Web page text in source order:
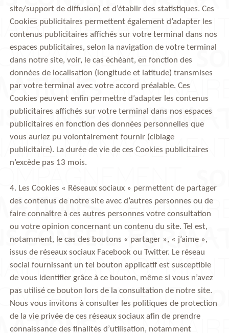
site/support de diffusion) et d’établir des statistiques. Ces
Cookies publicitaires permettent également d’adapter les
contenus publicitaires affichés sur votre terminal dans nos
espaces publicitaires, selon la navigation de votre terminal
dans notre site, voir, le cas échéant, en fonction des
données de localisation (longitude et latitude) transmises
par votre terminal avec votre accord préalable. Ces
Cookies peuvent enfin permettre d’adapter les contenus
publicitaires affichés sur votre terminal dans nos espaces
publicitaires en fonction des données personnelles que
vous auriez pu volontairement fournir (ciblage
publicitaire). La durée de vie de ces Cookies publicitaires
n’excède pas 13 mois.
4. Les Cookies « Réseaux sociaux » permettent de partager
des contenus de notre site avec d’autres personnes ou de
faire connaître à ces autres personnes votre consultation
ou votre opinion concernant un contenu du site. Tel est,
notamment, le cas des boutons « partager », « j’aime »,
issus de réseaux sociaux Facebook ou Twitter. Le réseau
social fournissant un tel bouton applicatif est susceptible
de vous identifier grâce à ce bouton, même si vous n’avez
pas utilisé ce bouton lors de la consultation de notre site.
Nous vous invitons à consulter les politiques de protection
de la vie privée de ces réseaux sociaux afin de prendre
connaissance des finalités d’utilisation, notamment